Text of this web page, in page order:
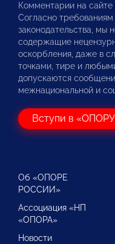
Комментарии на
Согласно требованиям
законодательства, мы
содержащие
оскорбления, даже в
точками, тире и
допускаются
межнациональной и
Вступи в
Об «ОПОРЕ
РОССИИ»
Ассоциация «НП
«ОПОРА»
Новости